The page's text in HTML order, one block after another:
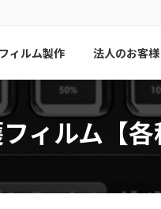
ィルム製作 法人のお客様
ィルム【